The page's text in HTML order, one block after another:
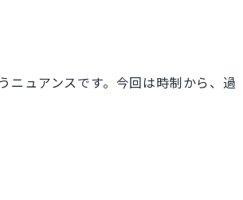
ュアンスです。今回は時制から、過